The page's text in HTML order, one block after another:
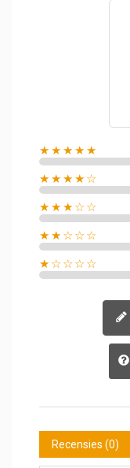
★★★★★
★★★★☆
★★★☆☆
★★☆☆☆
★☆☆☆☆
Recensies (0)